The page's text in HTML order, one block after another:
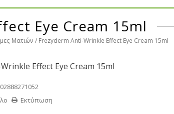
Eye Cream 15ml
Ματιών Frezyderm Anti-Wrinkle Effect Eye Cream 15ml
Effect Eye Cream 15ml
Εκτύπωση